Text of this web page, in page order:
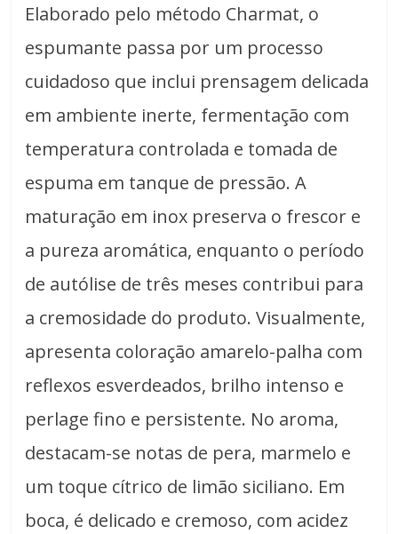
Elaborado pelo método Charmat, o
espumante passa por um processo
cuidadoso que inclui prensagem delicada
em ambiente inerte, fermentação com
temperatura controlada e tomada de
espuma em tanque de pressão. A
maturação em inox preserva o frescor e
a pureza aromática, enquanto o período
de autólise de três meses contribui para
a cremosidade do produto. Visualmente,
apresenta coloração amarelo-palha com
reflexos esverdeados, brilho intenso e
perlage fino e persistente. No aroma,
destacam-se notas de pera, marmelo e
um toque cítrico de limão siciliano. Em
boca, é delicado e cremoso, com acidez